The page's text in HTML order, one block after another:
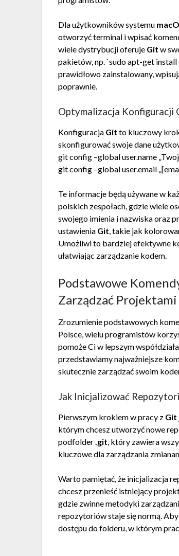
Dla użytkowników systemu
otworzyć terminal i wpisać
wiele dystrybucji oferuje Git w
pakietów, np. `sudo apt-get
prawidłowo zainstalowany,
poprawnie.
Optymalizacja Konfiguracji
Konfiguracja Git to kluczowy
skonfigurować swoje dane
git config –global user.name
git config –global user.email
Te informacje będą używane w
polskich zespołach, gdzie wiele
swojego imienia i nazwiska oraz
ustawienia Git, takie jak
Umożliwi to bardziej efektywne
ułatwiając zarządzanie kodem.
Podstawowe
Zarządzać Projektami
Zrozumienie podstawowych
Polsce, wielu programistów
pomoże Ci w lepszym
przedstawiamy najważniejsze
skutecznie zarządzać swoim
Jak Inicjalizować
Pierwszym krokiem w pracy z Git
którym chcesz utworzyć nowe
podfolder.git, który zawiera
kluczowe dla zarządzania
Warto pamiętać, że inicjalizacja
chcesz przenieść istniejący
gdzie zwinne metodyki
repozytoriów staje się normą.
dostępu do folderu, w którym